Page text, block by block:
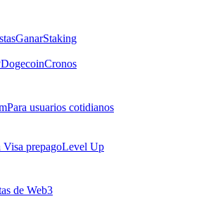
GanarStaking
DogecoinCronos
Para usuarios cotidianos
Visa prepagoLevel Up
de Web3